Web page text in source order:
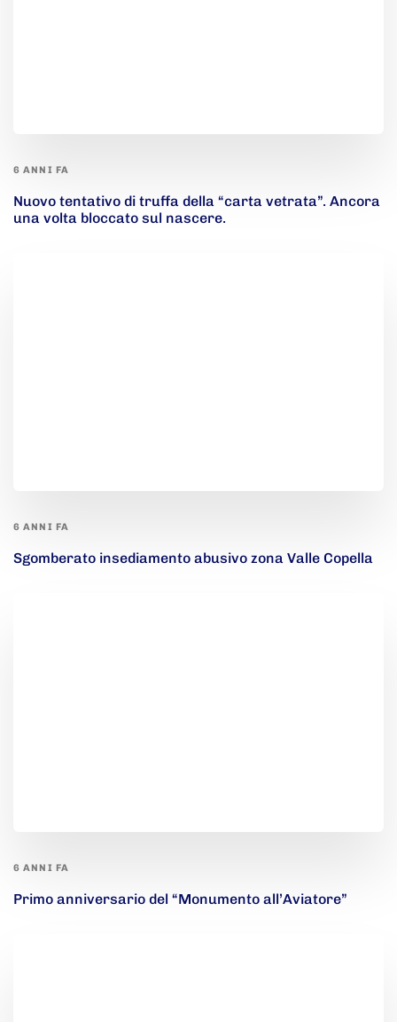
6 ANNI FA
Nuovo tentativo di truffa della “carta vetrata”. Ancora
una volta bloccato sul nascere.
6 ANNI FA
Sgomberato insediamento abusivo zona Valle Copella
6 ANNI FA
Primo anniversario del “Monumento all’Aviatore”